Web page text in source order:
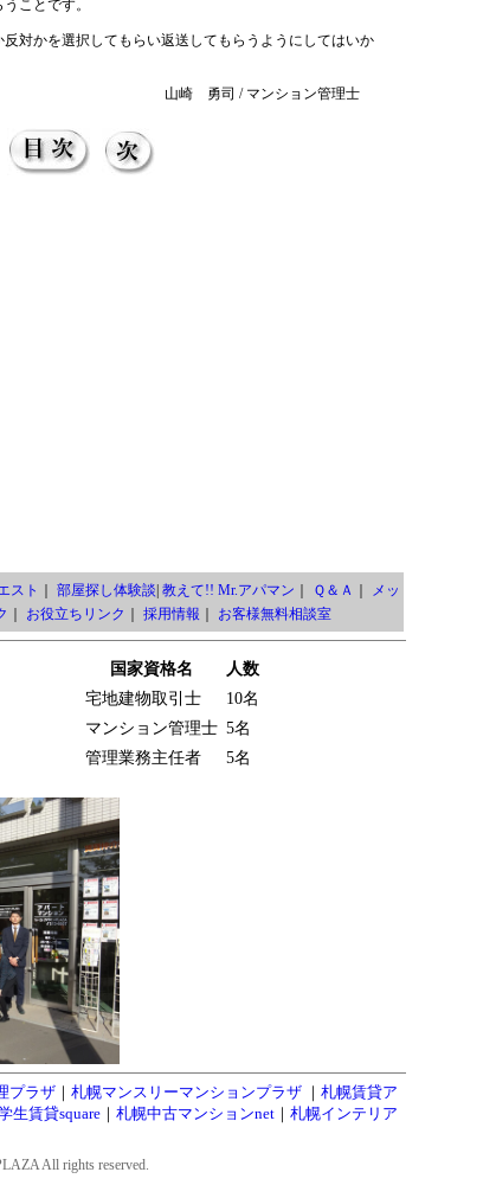
ことです。
対かを選択してもらい返送してもらうようにしてはいか
山崎 勇司 / マンション管理士
スト 部屋探し体験談 教えて!! Mr.アパマン Ｑ＆Ａ
メッ
お役立ちリンク 採用情報 お客様無料相談室
国家資格名
人数
宅地建物取引士
10名
マンション管理士 5名
管理業務主任者
5名
プラザ ｜ 札幌マンスリーマンションプラザ ｜ 札幌賃貸ア
生賃貸square｜ 札幌中古マンションnet｜ 札幌インテリア
All rights reserved.